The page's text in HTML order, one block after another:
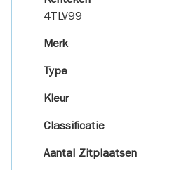
4TLV99
Merk
Type
Kleur
Classificatie
Aantal Zitplaatsen